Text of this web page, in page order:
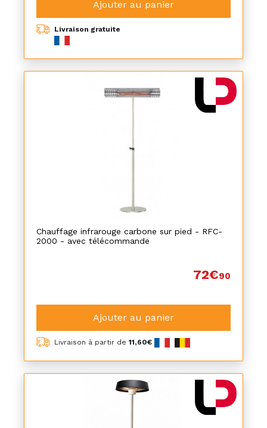
Ajouter au panier
Livraison gratuite
Chauffage infrarouge carbone sur pied - RFC-
2000 - avec télécommande
72€90
Ajouter au panier
Livraison à partir de 11,60€